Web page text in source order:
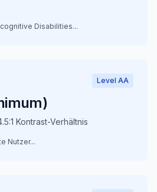
Disabilities...
Level AA
Kontrast-Verhältnis
Nutzer...